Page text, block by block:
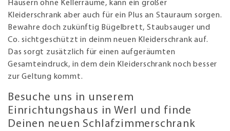
Häusern ohne Kellerräume, kann ein großer
Kleiderschrank aber auch für ein Plus an Stauraum sorgen.
Bewahre doch zukünftig Bügelbrett, Staubsauger und
Co. sichtgeschützt in deinm neuen Kleiderschrank auf.
Das sorgt zusätzlich für einen aufgeräumten
Gesamteindruck, in dem dein Kleiderschrank noch besser
zur Geltung kommt.
Besuche uns in unserem
Einrichtungshaus in Werl und finde
Deinen neuen Schlafzimmerschrank